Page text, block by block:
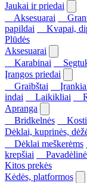
Jaukai ir priedai
Aksesuarai
papildai
Kvapai,
Plūdės
Aksesuarai
Karabinai
Įrangos priedai
Graibštai
indai
Laikikliai
Apranga
Bridkelnės
Dėklai, kuprinės,
Dėklai meškerėms
krepšiai
Kitos prekės
Kėdės, platformos